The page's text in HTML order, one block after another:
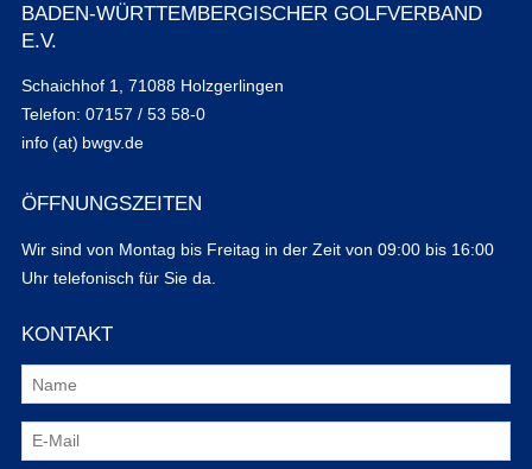
BADEN-WÜRTTEMBERGISCHER GOLFVERBAND
E.V.
Schaichhof 1, 71088 Holzgerlingen
Telefon: 07157 / 53 58-0
info (at) bwgv.de
ÖFFNUNGSZEITEN
Wir sind von Montag bis Freitag in der Zeit von 09:00 bis 16:00
Uhr telefonisch für Sie da.
KONTAKT